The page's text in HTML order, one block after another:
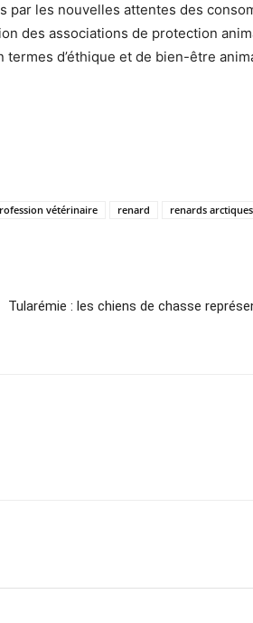
par les nouvelles attentes des
des associations de protection
termes d’éthique et de bien-être
vétérinaire renard renards arctiques
Tularémie : les chiens de chasse